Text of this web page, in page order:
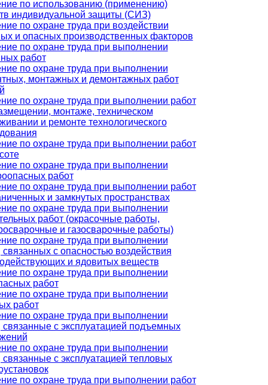
по использованию (применению)
индивидуальной защиты (СИЗ)
по охране труда при воздействии
и опасных производственных факторов
по охране труда при выполнении
работ
по охране труда при выполнении
монтажных и демонтажных работ
по охране труда при выполнении работ
монтаже, техническом
и ремонте технологического
по охране труда при выполнении работ
по охране труда при выполнении
работ
по охране труда при выполнении работ
и замкнутых пространствах
по охране труда при выполнении
работ (окрасочные работы,
и газосварочные работы)
по охране труда при выполнении
связанных с опасностью воздействия
и ядовитых веществ
по охране труда при выполнении
работ
по охране труда при выполнении
работ
по охране труда при выполнении
связанные с эксплуатацией подъемных
по охране труда при выполнении
связанные с эксплуатацией тепловых
по охране труда при выполнении работ